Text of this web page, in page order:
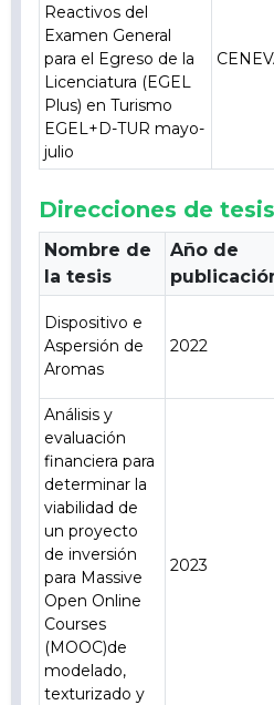
Reactivos del
Examen General
para el Egreso de la
Licenciatura (EGEL
Plus) en Turismo
EGEL+D-TUR mayo-
julio
Direcciones de tesis
Nombre de
la tesis
Año de
Dispositivo e
Aspersión de
Aromas
2022
Análisis y
evaluación
financiera para
determinar la
viabilidad de
un proyecto
de inversión
para Massive
Open Online
Courses
(MOOC)de
modelado,
texturizado y
2023